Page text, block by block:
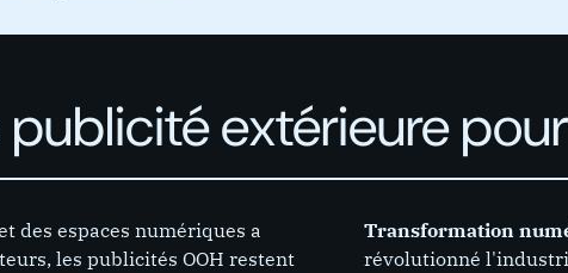
extérieure
des espaces numériques a
les publicités OOH restent
Transformation
révolutionné